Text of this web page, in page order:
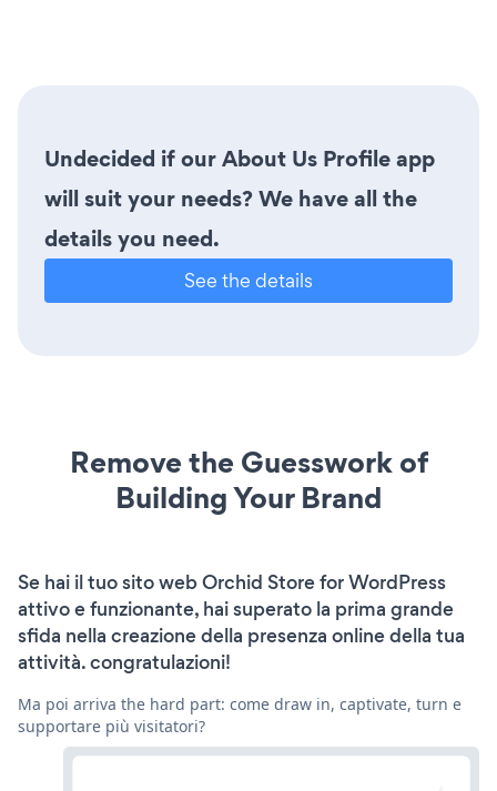
Undecided if our About Us Profile app
will suit your needs? We have all the
details you need.
See the details
Remove the Guesswork of
Building Your Brand
Se hai il tuo sito web Orchid Store for WordPress
attivo e funzionante, hai superato la prima grande
sfida nella creazione della presenza online della tua
attività. congratulazioni!
Ma poi arriva the hard part: come draw in, captivate, turn e
supportare più visitatori?